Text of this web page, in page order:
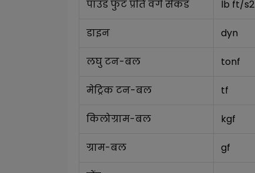
पाउंड फुट प्रति वर्ग सेकंड lb ft/s2
डाइन dyn
लघु टन-बल tonf
मेट्रिक टन-बल tf
किलोग्राम-बल kgf
ग्राम-बल gf